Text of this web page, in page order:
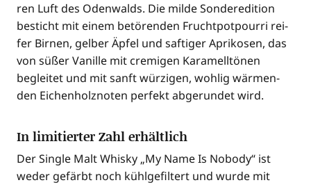
ren Luft des Oden­walds. Die mil­de Son­der­edi­ti­on
besticht mit einem betö­ren­den Frucht­pot­pour­ri rei­
fer Bir­nen, gel­ber Äpfel und saf­ti­ger Apri­ko­sen, das
von süßer Vanil­le mit cre­mi­gen Kara­mell­tö­nen
beglei­tet und mit sanft wür­zi­gen, woh­lig wär­men­
den Eichen­holz­no­ten per­fekt abge­run­det wird.
In limitierter Zahl erhältlich
Der Sin­gle Malt Whis­ky „My Name Is Nobo­dy“ ist
weder gefärbt noch kühl­ge­fil­tert und wur­de mit